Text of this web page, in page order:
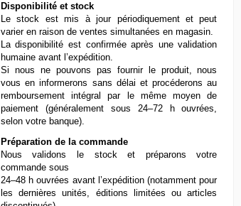
Disponibilité et stock
Le stock est mis à jour périodiquement et peut
varier en raison de ventes simultanées en magasin.
La disponibilité est confirmée après une validation
humaine avant l’expédition.
Si nous ne pouvons pas fournir le produit, nous
vous en informerons sans délai et procéderons au
remboursement intégral par le même moyen de
paiement (généralement sous 24–72 h ouvrées,
selon votre banque).
Préparation de la commande
Nous validons le stock et préparons votre
commande sous
24–48 h ouvrées avant l’expédition (notamment pour
les dernières unités, éditions limitées ou articles